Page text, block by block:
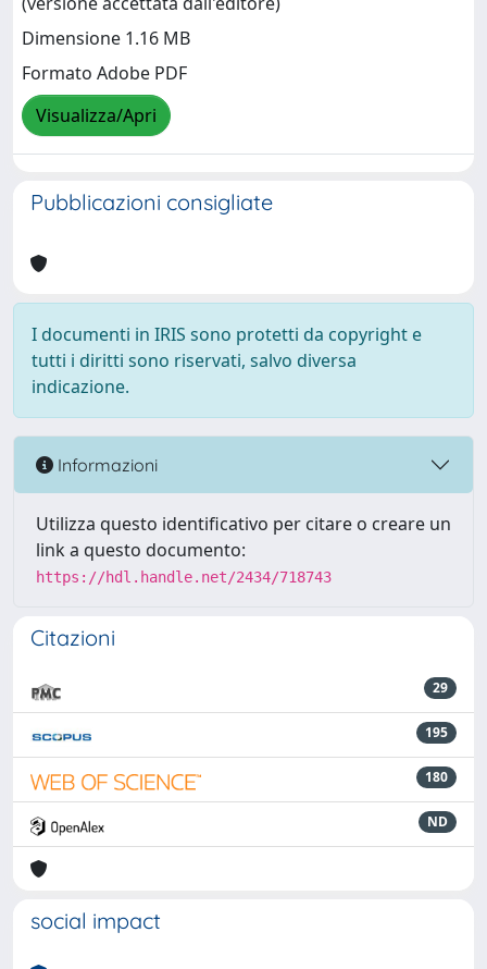
Dimensione 1.16 MB
Formato Adobe PDF
Visualizza/Apri
Pubblicazioni consigliate
I documenti in IRIS sono protetti da copyright e
tutti i diritti sono riservati, salvo diversa
indicazione.
Informazioni
Utilizza questo identificativo per citare o creare un
link a questo documento:
https://hdl.handle.net/2434/718743
Citazioni
29
195
180
ND
social impact